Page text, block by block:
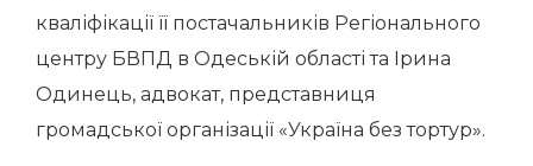
кваліфікації її постачальників Регіонального
центру БВПД в Одеській області та Ірина
Одинець, адвокат, представниця
громадської організації «Україна без тортур».